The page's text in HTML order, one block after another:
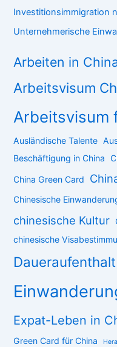
Investitionsimmigration
Unternehmerische
Arbeiten in
Arbeitsvisum
Arbeitsvisum
Ausländische Talente
Beschäftigung in China
China Green Card
Chinesische
chinesische Kultur
chinesische
Expat-Leben in
Green Card für China